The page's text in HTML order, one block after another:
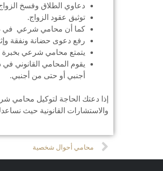
دعاوي الطلاق وفسخ
توثيق عقود الزواج.
كما أن محامي شرعي في
رفع دعوى حضانة ونفقة
يتمتع محامي شرعي بخبرة
يقوم المحامي القانوني
أجنبي أو حتى من أجنبي.
إذا دعتك الحاجة لتوكيل محامي
والاستشارات القانونية حيث
Prev
محامي أحوال شخصية